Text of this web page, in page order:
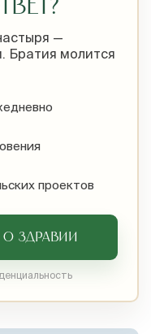
—
Братия молится
проектов
ЗДРАВИИ